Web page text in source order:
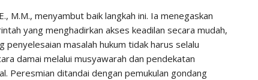
M.M., menyambut baik langkah ini. Ia menegaskan
yang menghadirkan akses keadilan secara mudah,
masalah hukum tidak harus selalu
damai melalui musyawarah dan pendekatan
Peresmian ditandai dengan pemukulan gondang